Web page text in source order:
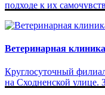
подходе к их
Ветеринарная
Круглосуточный
на Сходненской улице.